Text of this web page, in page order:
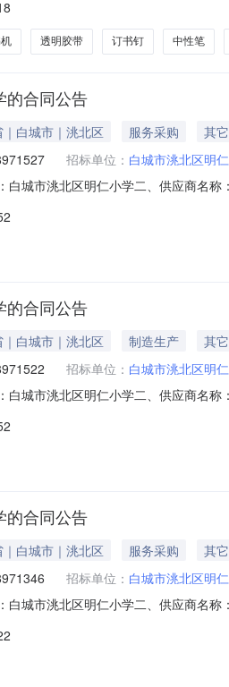
63479文件袋/资料袋得力/deli63479
透明胶带 订书钉 中性笔
的合同公告
白城市｜洮北区 服务采购
其它
招标单位： 白城市洮北区明
白城市洮北区明仁小学二、供应商名
要求或标的基本概况：七、其它事项
的合同公告
白城市｜洮北区 制造生产
其它
招标单位： 白城市洮北区明
白城市洮北区明仁小学二、供应商名
的合同文件八、联系方式1、采购人名
的合同公告
白城市｜洮北区 服务采购
其它
招标单位： 白城市洮北区明
白城市洮北区明仁小学二、供应商名
、其它事项：详见附件中的合同文件